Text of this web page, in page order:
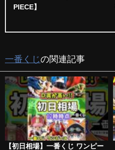
PIECE】
一番くじの関連記事
【初日相場】一番くじ ワンピー